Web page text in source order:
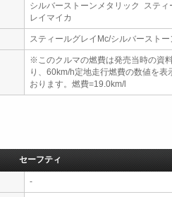
シルバーストーンメタリック スティ
レイマイカ
スティールグレイMc/シルバースト
※このクルマの燃費は発売当時の資
り、60km/h定地走行燃費の数値を表
おります。燃費=19.0km/l
セーフティ
-